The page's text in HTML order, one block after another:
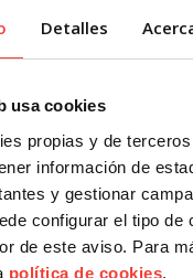
Detalles
usa cookies
propias y de
información de
y gestionar
configurar el tipo de
de este aviso. Para
política de cookies.